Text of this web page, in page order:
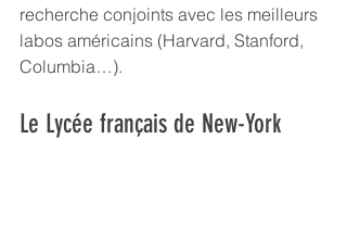
recherche conjoints avec les meilleurs
labos américains (Harvard, Stanford,
Columbia…).
Le Lycée français de New-York